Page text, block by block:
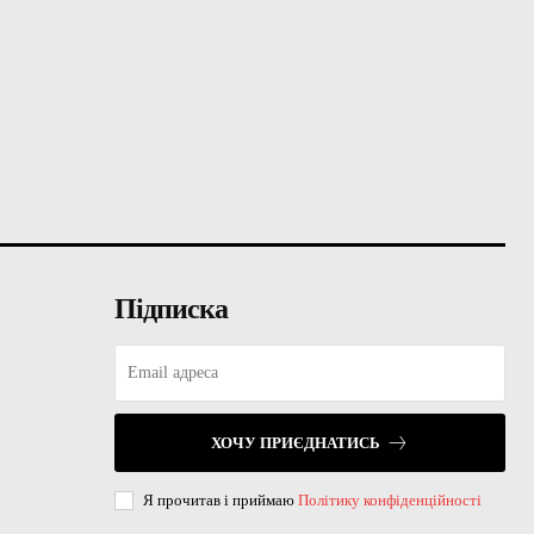
Підписка
ХОЧУ ПРИЄДНАТИСЬ
Я прочитав і приймаю Політику конфіденційності